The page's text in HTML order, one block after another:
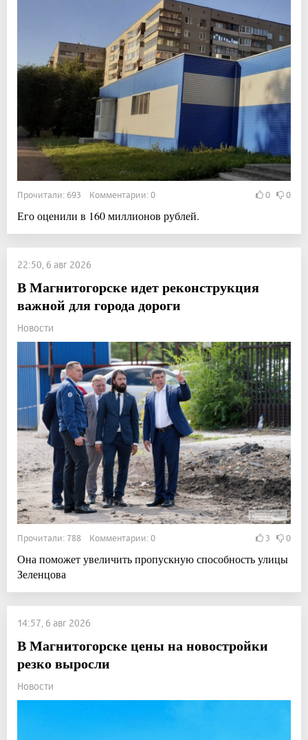
Прочитали: 693 Комментарии: 0 0 0
Его оценили в 160 миллионов рублей.
22:50, 6 авг 2026
В Магнитогорске идет реконструкция
важной для города дороги
Новости
Прочитали: 788 Комментарии: 0 3 0
Она поможет увеличить пропускную способность улицы
Зеленцова
14:57, 6 авг 2026
В Магнитогорске цены на новостройки
резко выросли
Новости